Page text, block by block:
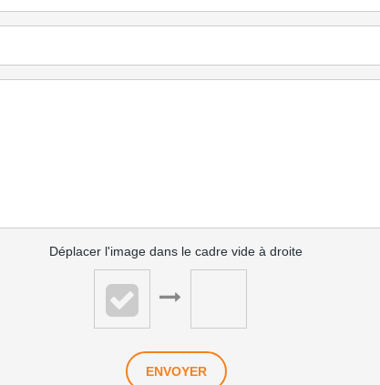
Déplacer l'image dans le cadre vide à droite
ENVOYER